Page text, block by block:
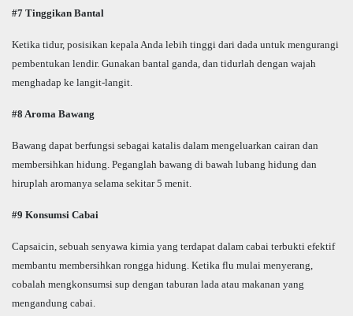
#7 Tinggikan Bantal
Ketika tidur, posisikan kepala Anda lebih tinggi dari dada untuk mengurangi
pembentukan lendir. Gunakan bantal ganda, dan tidurlah dengan wajah
menghadap ke langit-langit.
#8 Aroma Bawang
Bawang dapat berfungsi sebagai katalis dalam mengeluarkan cairan dan
membersihkan hidung. Peganglah bawang di bawah lubang hidung dan
hiruplah aromanya selama sekitar 5 menit.
#9 Konsumsi Cabai
Capsaicin, sebuah senyawa kimia yang terdapat dalam cabai terbukti efektif
membantu membersihkan rongga hidung. Ketika flu mulai menyerang,
cobalah mengkonsumsi sup dengan taburan lada atau makanan yang
mengandung cabai.